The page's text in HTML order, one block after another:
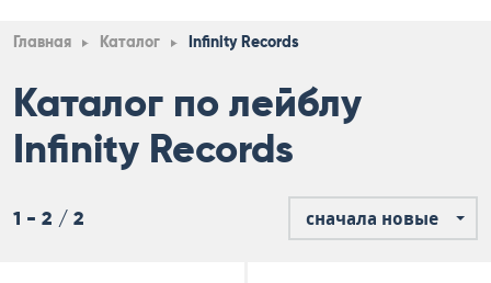
Главная Каталог Infinity Records
Каталог по лейблу
Infinity Records
1 - 2 / 2 сначала новые